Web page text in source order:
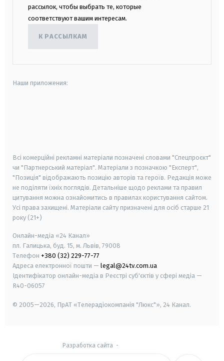
рассылок, чтобы выбрать те, которые
соответствуют вашим интересам.
К РАССЫЛКАМ
Наши приложения:
Всі комерційні рекламні матеріали позначені словами "Спецпроєкт"
чи "Партнерський матеріал". Матеріали з позначкою "Експерт",
"Позиція" відображають позицію авторів та героїв. Редакція може
не поділяти їхніх поглядів. Детальніше щодо реклами та правил
цитування можна ознайомитись в правилах користування сайтом.
Усі права захищені. Матеріали сайту призначені для осіб старше 21
року (21+)
Онлайн-медіа «24 Канал»
пл. Галицька, буд. 15, м. Львів, 79008
Телефон +380 (32) 229-77-77
Адреса електронної пошти — legal@24tv.com.ua
Ідентифікатор онлайн-медіа в Реєстрі суб'єктів у сфері медіа —
R40-06057
© 2005—2026, ПрАТ «Телерадіокомпанія "Люкс"», 24 Канал.
Разработка сайта -